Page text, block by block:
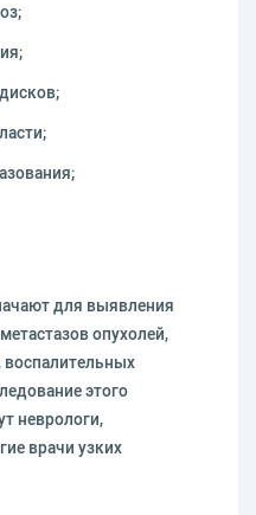
для выявления
опухолей,
этого
неврологи,
врачи узких